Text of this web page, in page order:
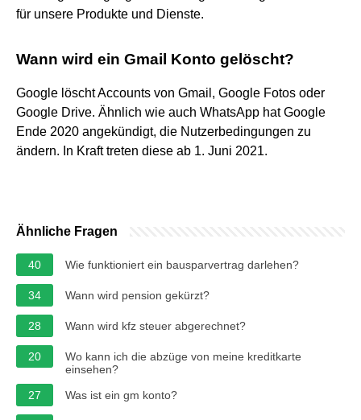
für unsere Produkte und Dienste.
Wann wird ein Gmail Konto gelöscht?
Google löscht Accounts von Gmail, Google Fotos oder
Google Drive. Ähnlich wie auch WhatsApp hat Google
Ende 2020 angekündigt, die Nutzerbedingungen zu
ändern. In Kraft treten diese ab 1. Juni 2021.
Ähnliche Fragen
40 Wie funktioniert ein bausparvertrag darlehen?
34 Wann wird pension gekürzt?
28 Wann wird kfz steuer abgerechnet?
20
Wo kann ich die abzüge von meine kreditkarte
einsehen?
27
Was ist ein gm konto?